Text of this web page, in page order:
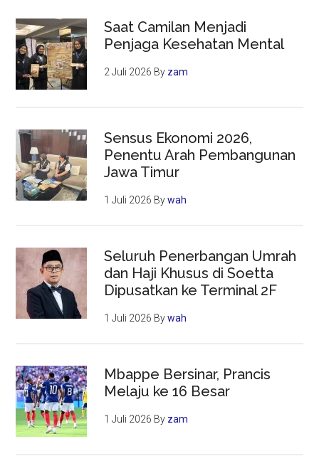
Saat Camilan Menjadi
Penjaga Kesehatan Mental
2 Juli 2026 By zam
Sensus Ekonomi 2026,
Penentu Arah Pembangunan
Jawa Timur
1 Juli 2026 Bywah
Seluruh Penerbangan Umrah
dan Haji Khusus di Soetta
Dipusatkan ke Terminal 2F
1 Juli 2026 Bywah
Mbappe Bersinar, Prancis
Melaju ke 16 Besar
1 Juli 2026 By zam